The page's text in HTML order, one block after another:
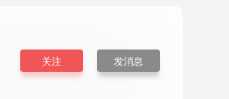
关注 发消息